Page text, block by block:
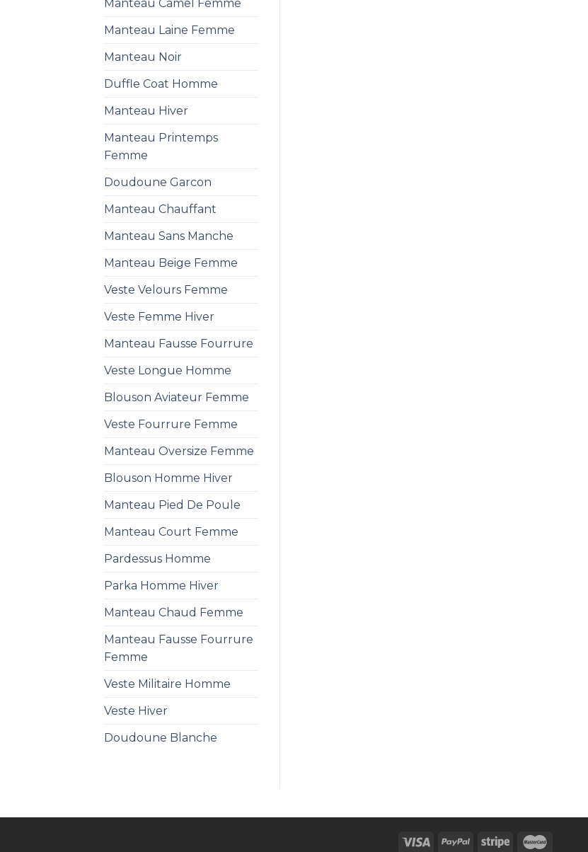
Manteau Camel Femme
Manteau Laine Femme
Manteau Noir
Duffle Coat Homme
Manteau Hiver
Manteau Printemps
Femme
Doudoune Garcon
Manteau Chauffant
Manteau Sans Manche
Manteau Beige Femme
Veste Velours Femme
Veste Femme Hiver
Manteau Fausse Fourrure
Veste Longue Homme
Blouson Aviateur Femme
Veste Fourrure Femme
Manteau Oversize Femme
Blouson Homme Hiver
Manteau Pied De Poule
Manteau Court Femme
Pardessus Homme
Parka Homme Hiver
Manteau Chaud Femme
Manteau Fausse Fourrure
Femme
Veste Militaire Homme
Veste Hiver
Doudoune Blanche